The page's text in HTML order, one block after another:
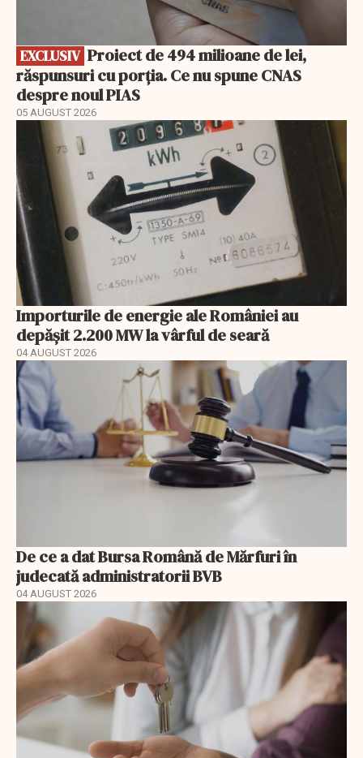
EXCLUSIV
răspunsuri cu porția. Ce nu spune CNAS
despre noul PIAS
05 AUGUST 2026
Importurile de energie ale României au
depășit 2.200 MW la vârful de seară
04 AUGUST 2026
De ce a dat Bursa Română de Mărfuri în
judecată administratorii BVB
04 AUGUST 2026